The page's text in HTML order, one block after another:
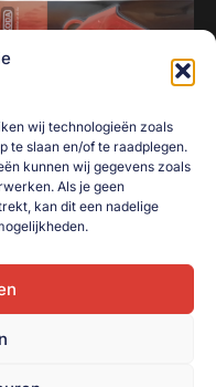
wij technologieën zoals
te slaan en/of te raadplegen.
kunnen wij gegevens zoals
Als je geen
kan dit een nadelige
/ luchtpistool
Toevoegen aan
winkelwagen